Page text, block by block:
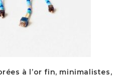
à l’or fin, minimalistes,